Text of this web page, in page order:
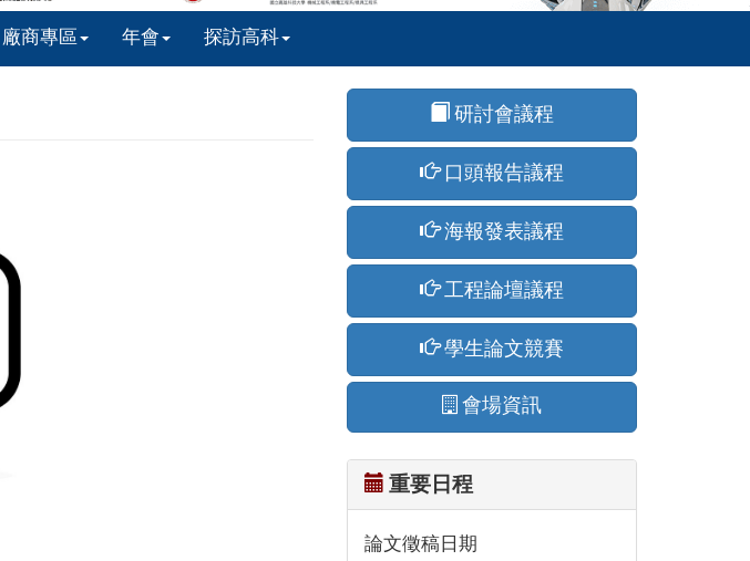
廠商專區 年會 探訪高科
研討會議程
口頭報告議程
海報發表議程
工程論壇議程
學生論文競賽
會場資訊
重要日程
論文徵稿日期